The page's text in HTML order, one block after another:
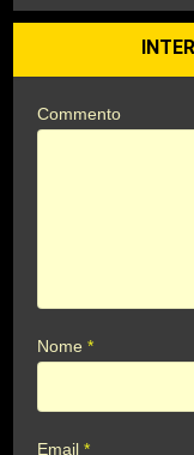
Commento
Nome*
Email*